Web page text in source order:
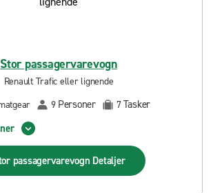
Stor passagervarevogn
Renault Trafic eller lignende
9 Personer 7Tasker
passagervarevogn Detaljer